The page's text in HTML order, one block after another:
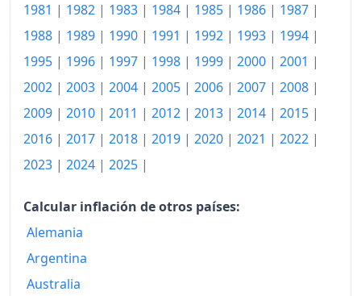
142.59
2014
143.38
2015
144.04
2016
144.41
148.35
2020
2021
1981 | 1982 | 1983 | 1984 | 1985 | 1986 | 1987 |
1988 | 1989 | 1990 | 1991 | 1992 | 1993 | 1994 |
1995 | 1996 | 1997 | 1998 | 1999 | 2000 | 2001 |
2002 | 2003 | 2004 | 2005 | 2006 | 2007 | 2008 |
2009 | 2010 | 2011 | 2012 | 2013 | 2014 | 2015 |
2016 | 2017 | 2018 | 2019 | 2020 | 2021 | 2022 |
2023 | 2024 | 2025 |
Calcular inflación de otros países:
Alemania
Argentina
Australia